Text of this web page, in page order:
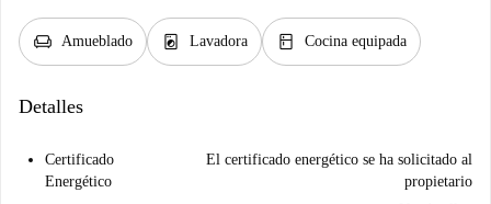
chair Amueblado local_laundry_service Lavadora kitchen Cocina equipada
Detalles
Certificado
Energético
El certificado energético se ha solicitado al
propietario